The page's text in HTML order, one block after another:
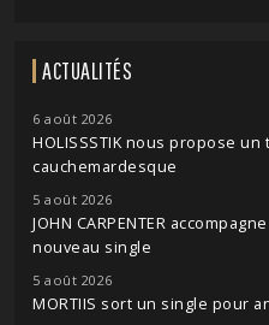
ACTUALITÉS
6 août 2026
HOLISSSTIK nous propose
cauchemardesque
5 août 2026
JOHN CARPENTER
nouveau single
5 août 2026
MORTIIS sort un single pour